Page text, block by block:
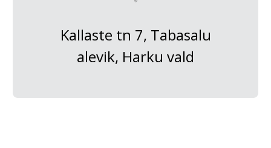
Kallaste tn 7, Tabasalu
alevik, Harku vald